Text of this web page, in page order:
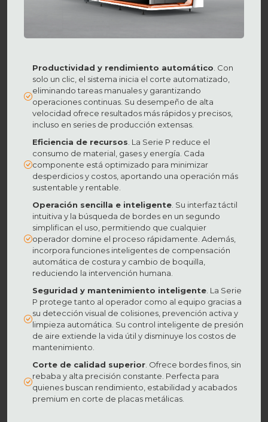
Productividad y rendimiento automático. Con
solo un clic, el sistema inicia el corte automatizado,
eliminando tareas manuales y garantizando
operaciones continuas. Su desempeño de alta
velocidad ofrece resultados más rápidos y precisos,
incluso en series de producción extensas.
Eficiencia de recursos. La Serie P reduce el
consumo de material, gases y energía. Cada
componente está optimizado para minimizar
desperdicios y costos, aportando una operación más
sustentable y rentable.
Operación sencilla e inteligente. Su interfaz táctil
intuitiva y la búsqueda de bordes en un segundo
simplifican el uso, permitiendo que cualquier
operador domine el proceso rápidamente. Además,
incorpora funciones inteligentes de compensación
automática de costura y cambio de boquilla,
reduciendo la intervención humana.
Seguridad y mantenimiento inteligente. La Serie
P protege tanto al operador como al equipo gracias a
su detección visual de colisiones, prevención activa y
limpieza automática. Su control inteligente de presión
de aire extiende la vida útil y disminuye los costos de
mantenimiento.
Corte de calidad superior. Ofrece bordes finos, sin
rebaba y alta precisión constante. Perfecta para
quienes buscan rendimiento, estabilidad y acabados
premium en corte de placas metálicas.